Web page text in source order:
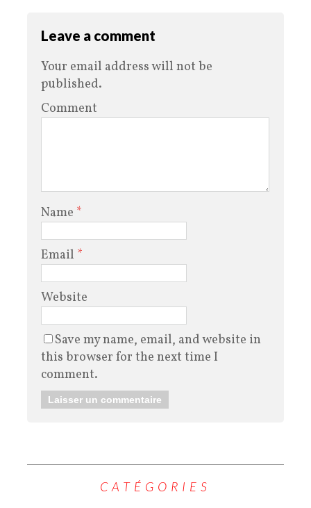
Leave a comment
Your email address will not be
published.
Comment
Name *
Email *
Website
Save my name, email, and website in
this browser for the next time I
comment.
CATÉGORIES